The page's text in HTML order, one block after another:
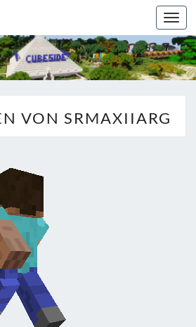
VON SRMAXIIARG